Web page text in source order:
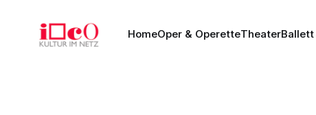
HomeOper & OperetteTheaterBallett